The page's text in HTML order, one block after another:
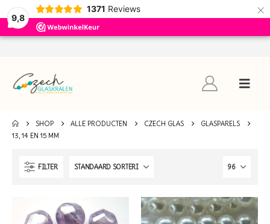
9,8
1371 Reviews ×
SHOP ALLE PRODUCTEN CZECH GLAS
GLASPARELS
13, 14 EN 15 MM
FILTER